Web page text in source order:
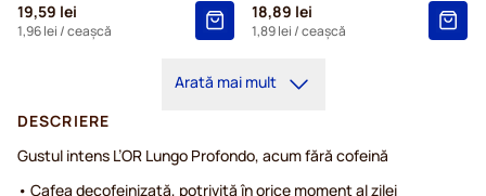
19,59 lei
1,96 lei / ceașcă
18,89 lei
1,89 lei / ceașcă
Arată mai mult
DESCRIERE
Gustul intens L’OR Lungo Profondo, acum fără cofeină
• Cafea decofeinizată, potrivită în orice moment al zilei